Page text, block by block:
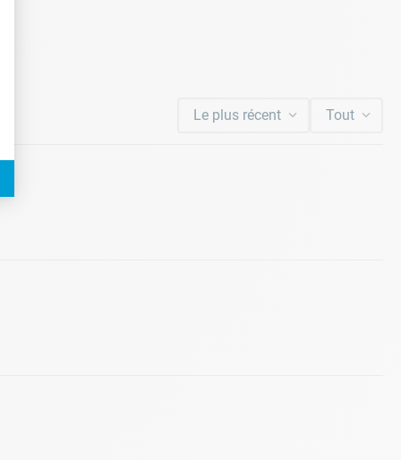
Le plus récent Tout